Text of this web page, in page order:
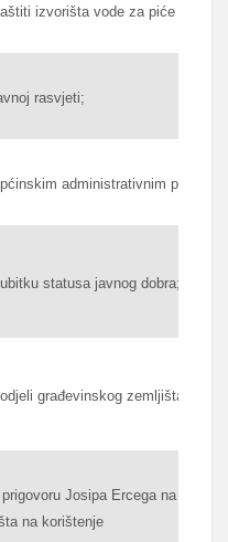
izvorišta vode za piće
rasvjeti;
administrativnim
statusa javnog dobra;
građevinskog zemljišta na
Josipa Ercega na
na korištenje